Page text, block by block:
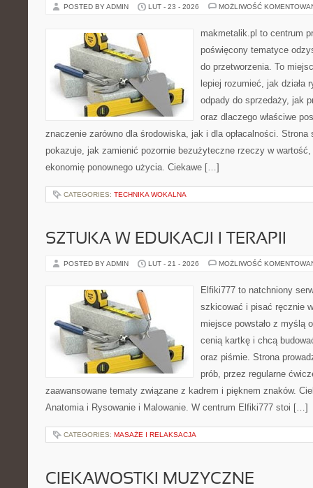
POSTED BY ADMIN LUT - 23 - 2026 MOŻLIWOŚĆ
makmetalik.pl to centrum
poświęcony tematyce
do przetworzenia. To
lepiej rozumieć, jak działa
odpady do sprzedaży, jak
oraz dlaczego właściwe
znaczenie zarówno dla środowiska, jak i dla opłacalności.
pokazuje, jak zamienić pozornie bezużyteczne rzeczy w
ekonomię ponownego użycia. Ciekawe […]
CATEGORIES: TECHNIKA WOKALNA
SZTUKA W EDUKACJI I TERAPII
POSTED BY ADMIN LUT - 21 - 2026 MOŻLIWOŚĆ
Elfiki777 to natchniony
szkicować i pisać ręcznie
miejsce powstało z myślą
cenią kartkę i chcą
oraz piśmie. Strona
prób, przez regularne
zaawansowane tematy związane z kadrem i pięknem znaków.
Anatomia i Rysowanie i Malowanie. W centrum Elfiki777 stoi […]
CATEGORIES: MASAŻE I RELAKSACJA
CIEKAWOSTKI MUZYCZNE